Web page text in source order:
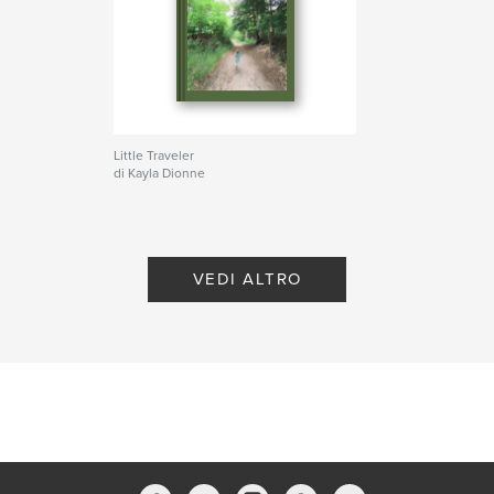
Little Traveler
di Kayla Dionne
VEDI ALTRO